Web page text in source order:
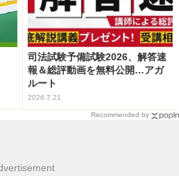
司法試験予備試験2026、解答速
報＆総評動画を無料公開…アガ
ルート
2026.7.21
Recommended by